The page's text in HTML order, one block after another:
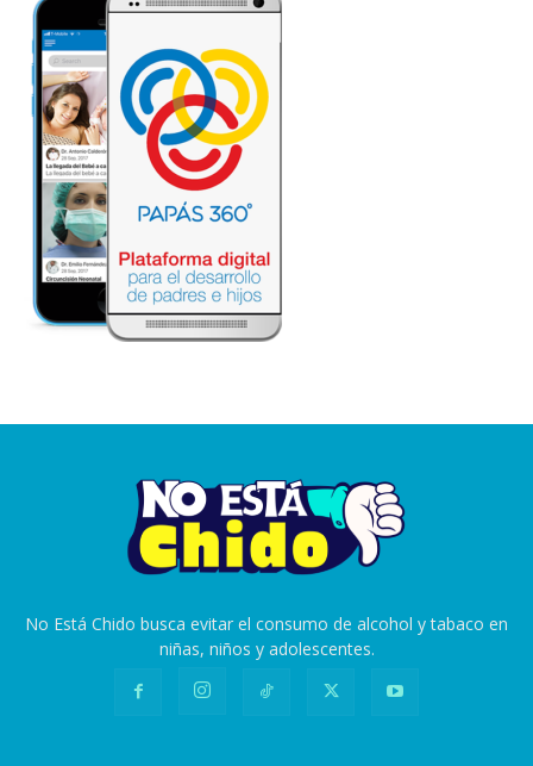
No Está Chido busca evitar el consumo de alcohol y tabaco en
niñas, niños y adolescentes.